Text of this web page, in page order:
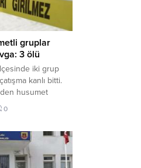
gruplar
3 ölü
iki grup
kanlı bitti.
husumet
kavgası
yaşamını
Mahallesi’nde
bilgilere göre,
iki grup
0